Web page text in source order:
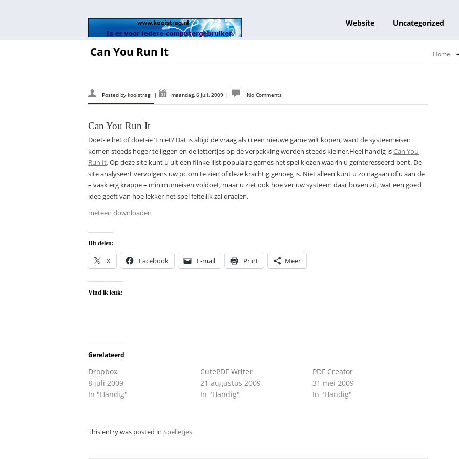
Website Uncategorized
Home
Can You Run It
Posted by kooistrag | maandag, 6 juli, 2009 | No Comments
Can You Run It
Doet-ie het of doet-ie ’t niet? Dat is altijd de vraag als u een nieuwe game wilt kopen, want de systeemeisen
komen steeds hoger te liggen en de lettertjes op de verpakking worden steeds kleiner.Heel handig isCan You
Run It. Op deze site kunt u uit een flinke lijst populaire games het spel kiezen waarin u geïnteresseerd bent. De
site analyseert vervolgens uw pc om te zien of deze krachtig genoeg is. Niet alleen kunt u zo nagaan of u aan de
– vaak erg krappe – minimumeisen voldoet, maar u ziet ook hoe ver uw systeem daar boven zit, wat een goed
idee geeft van hoe lekker het spel feitelijk zal draaien.
meteen downloaden
Dit delen:
X Facebook E-mail Print Meer
Vind ik leuk:
Gerelateerd
Dropbox
8 juli 2009
In "Handig"
CutePDF Writer
21 augustus 2009
In "Handig"
PDF Creator
31 mei 2009
In "Handig"
This entry was posted in Spelletjes